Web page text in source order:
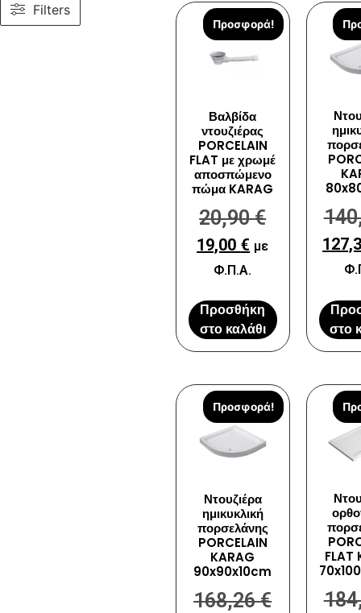
Filters
Προσφορά!
Βαλβίδα
ντουζιέρας
PORCELAIN
FLAT με χρωμέ
αποσπώμενο
πώμα KARAG
20,90€
19,00 € με
Φ.Π.Α.
Προσθήκη
στο καλάθι
στο
Προσφορά!
Ντουζιέρα
ημικυκλική
πορσελάνης
PORCELAIN
KARAG
90x90x10cm
168,26€
FLAT